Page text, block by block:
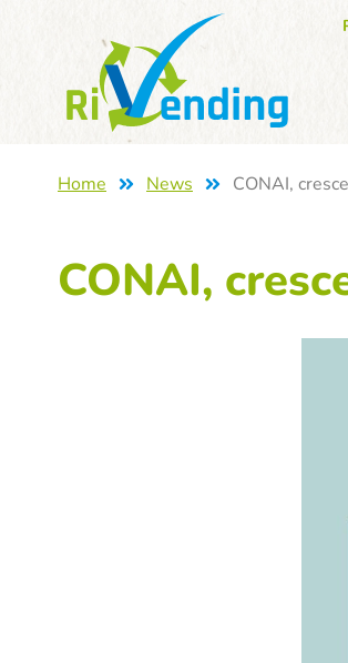
Home News CONAI,
CONAI,